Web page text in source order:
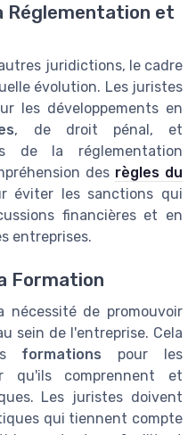
Réglementation et
juridictions, le cadre
évolution. Les juristes
les développements en
, de droit pénal, et
de la réglementation
des règles du
éviter les sanctions qui
financières et en
entreprises.
Formation
de promouvoir
sein de l'entreprise. Cela
formations pour les
qu'ils comprennent et
Les juristes doivent
qui tiennent compte